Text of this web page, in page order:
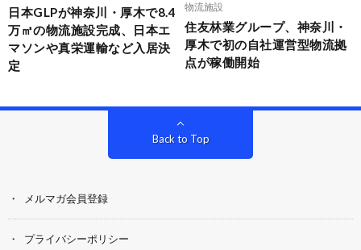
日本GLPが神奈川・厚木で8.4
万㎡の物流施設完成、日本エ
マソンや真栄運輸など入居決
定
物流施設
住友林業グループ、神奈川・
厚木で初の自社運営型物流拠
点が稼働開始
Back to Top
メルマガ会員登録
プライバシーポリシー